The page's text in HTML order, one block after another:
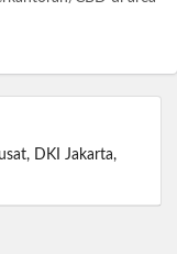
DKI Jakarta,